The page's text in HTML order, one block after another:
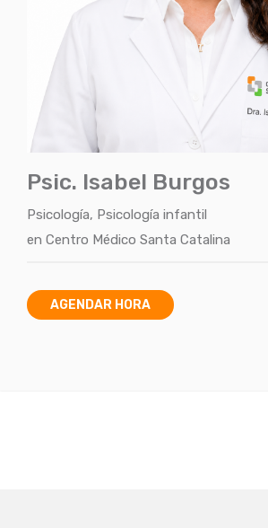
Psic. Isabel Burgos
Psicología, Psicología infantil
en Centro Médico Santa Catalina
AGENDAR HORA